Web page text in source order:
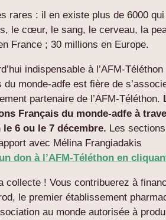
rares : il en existe plus de 6000
le cœur, le sang, le cerveau, la
France ; 30 millions en Europe.
indispensable à l’AFM-Téléthon
monde-adfe est fière de
partenaire de l’AFM-Téléthon.
Français du monde-adfe à
6 ou le 7 décembre. Les
avec Mélina Frangiadakis
don à l’AFM-Téléthon en
collecte ! Vous contribuerez à
le premier établissement
au monde autorisée à